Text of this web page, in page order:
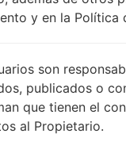
y en la Política
son
publicados o
que tienen el
al Propietario.